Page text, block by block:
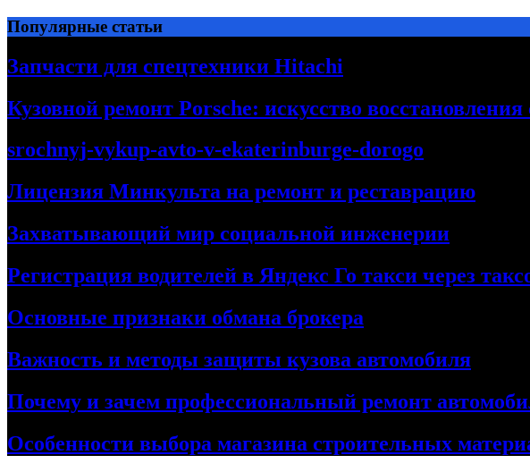
Перейти
к
содержимому
Популярные статьи
Запчасти для спецтехники Hitachi
Кузовной ремонт Porsche: искусство
srochnyj-vykup-avto-v-ekaterinburge-dorogo
Лицензия Минкульта на ремонт и реставрацию
Захватывающий мир социальной инженерии
Регистрация водителей в Яндекс Го такси через
Основные признаки обмана брокера
Важность и методы защиты кузова автомобиля
Почему и зачем профессиональный ремонт
Особенности выбора магазина строительных